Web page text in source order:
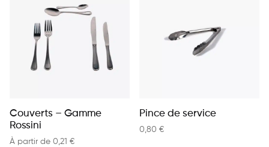
Couverts – Gamme
Rossini
À partir de 0,21 €
Pince de service
0,80 €